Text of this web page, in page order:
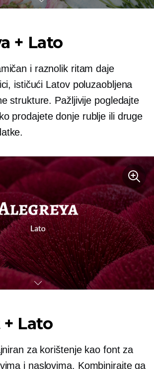
+ Lato
i raznolik ritam daje
ističući Latov poluzaobljena
strukture. Pažljivije pogledajte
prodajete donje rublje ili druge
Lato
za korištenje kao font za
i naslovima. Kombinirajte ga